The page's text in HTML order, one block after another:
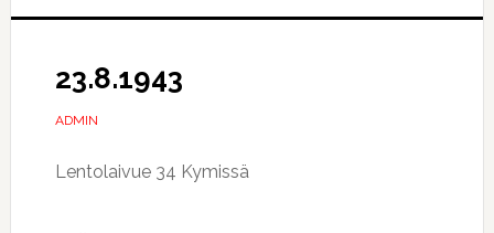
23.8.1943
ADMIN
Lentolaivue 34 Kymissä